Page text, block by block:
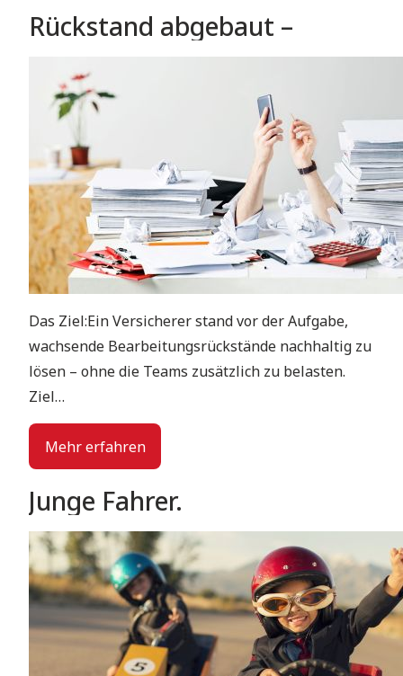
Rückstand abgebaut –
Das Ziel:Ein Versicherer stand vor der Aufgabe,
wachsende Bearbeitungsrückstände nachhaltig zu
lösen – ohne die Teams zusätzlich zu belasten.
Ziel…
Mehr erfahren
Junge Fahrer.